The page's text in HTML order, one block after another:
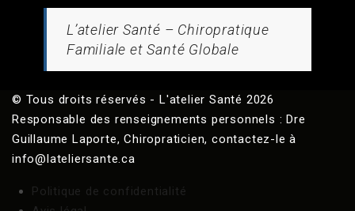
L’atelier Santé – Chiropratique
Familiale et Santé Globale
© Tous droits réservés - L'atelier Santé 2026
Responsable des renseignements personnels : Dre
Guillaume Laporte, Chiropraticien, contactez-le à
info@lateliersante.ca
Politique de confidentialité